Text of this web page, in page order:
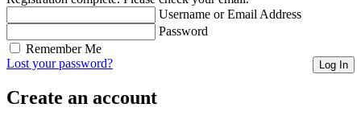
Username or Email Address
Password
Remember Me
Lost your password?
Create an account